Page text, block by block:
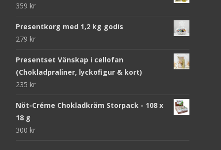
359 kr
Presentkorg med 1,2 kg godis
279 kr
Presentset Vänskap i cellofan
(Chokladpraliner, lyckofigur & kort)
235 kr
Nöt-Créme Chokladkräm Storpack - 108 x
18 g
300 kr